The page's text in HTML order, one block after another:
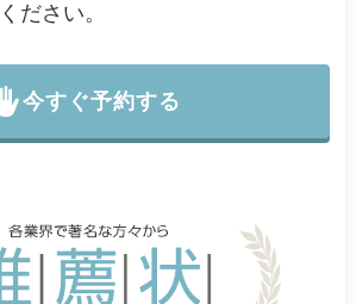
ださい。
今すぐ予約する